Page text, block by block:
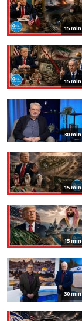
15 min
15 min
30 min
15 min
15 min
30 min